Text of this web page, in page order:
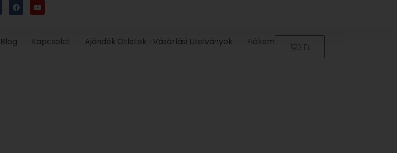
F
a
c
o
o
Y
o
u
b
e
Blog Kapcsolat Ajándék Ötletek -Vásárlási Utalványok Fiókom 0 Ft
Kosár